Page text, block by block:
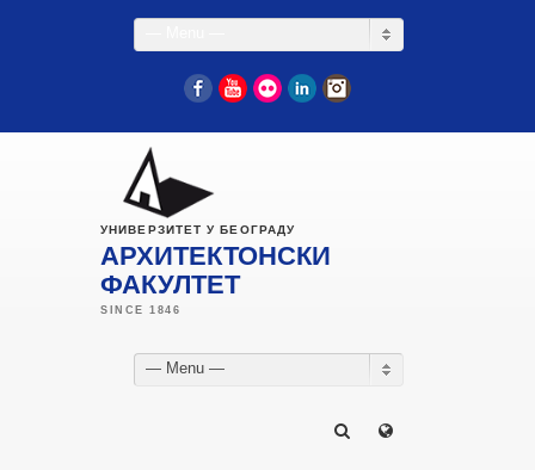
FacebookYouTube
Flickr LinkedIn
УНИВЕРЗИТЕТ У БЕОГРАДУ
АРХИТЕКТОНСКИ
ФАКУЛТЕТ
— Menu —